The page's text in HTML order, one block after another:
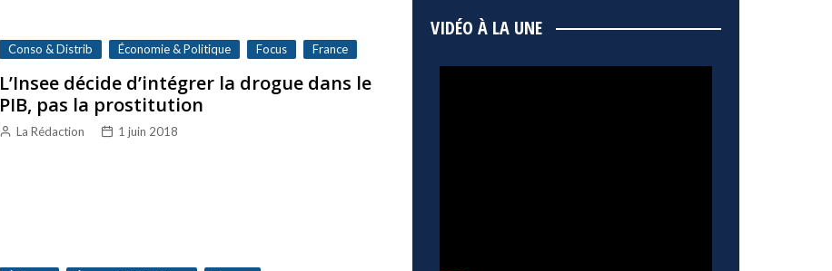
Défense & Aéronautique
Santé & Biotechnologie
Technologies & Médias
Epargne & Placements
Conso & Distrib Économie & Politique Focus France
L’Insee décide d’intégrer la drogue dans le
PIB, pas la prostitution
La Rédaction 1 juin 2018
VIDÉO À LA UNE